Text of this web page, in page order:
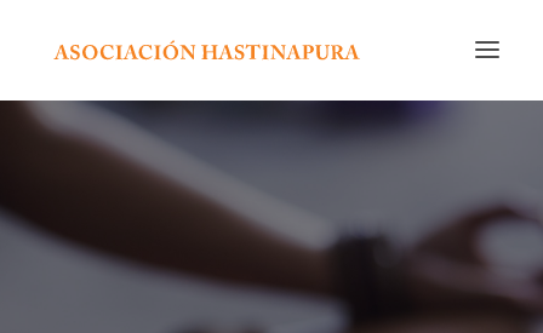
INICIO
CURSOS Y ACTIVIDADES
CALENDARIO
NOSOTROS